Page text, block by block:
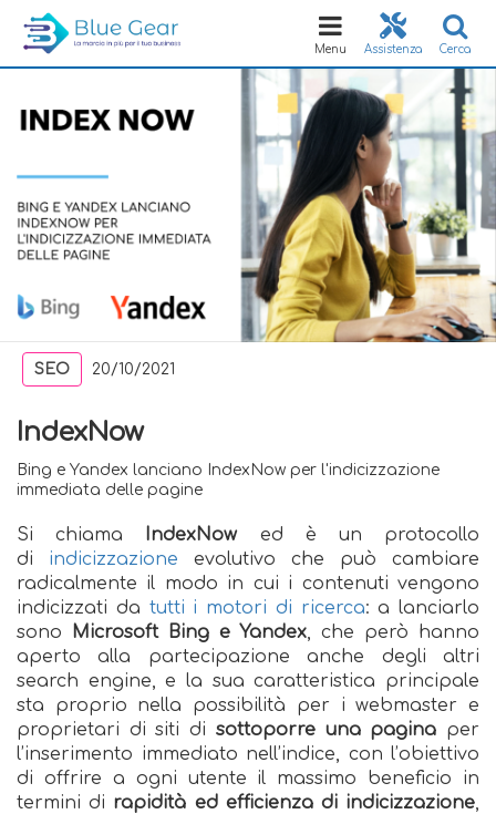
Cerca
Assistenza
Toggle
navigation
Menu
SEO 20/10/2021
IndexNow
Bing e Yandex lanciano IndexNow per l'indicizzazione
immediata delle pagine
Si chiama IndexNowed è un protocollo
di indicizzazione evolutivo che può cambiare
radicalmente il modo in cui i contenuti vengono
indicizzati da tutti i motori di ricerca: a lanciarlo
sono Microsoft Bing e Yandex, che però hanno
aperto alla partecipazione anche degli altri
search engine, e la sua caratteristica principale
sta proprio nella possibilità per i webmaster e
proprietari di siti di sottoporre una pagina per
l’inserimento immediato nell’indice, con l’obiettivo
di offrire a ogni utente il massimo beneficio in
termini di rapidità ed efficienza di indicizzazione,